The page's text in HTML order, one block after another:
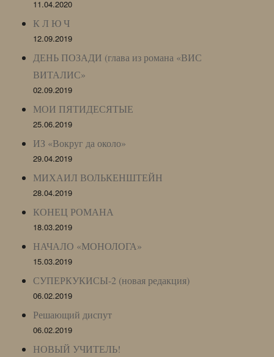
11.04.2020
К Л Ю Ч
12.09.2019
ДЕНЬ ПОЗАДИ (глава из романа «ВИС
ВИТАЛИС»
02.09.2019
МОИ ПЯТИДЕСЯТЫЕ
25.06.2019
ИЗ «Вокруг да около»
29.04.2019
МИХАИЛ ВОЛЬКЕНШТЕЙН
28.04.2019
КОНЕЦ РОМАНА
18.03.2019
НАЧАЛО «МОНОЛОГА»
15.03.2019
СУПЕРКУКИСЫ-2 (новая редакция)
06.02.2019
Решающий диспут
06.02.2019
НОВЫЙ УЧИТЕЛЬ!